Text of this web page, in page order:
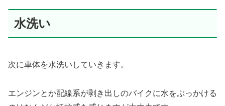
水洗い
次に車体を水洗いしていきます。
エンジンとか配線系が剥き出しのバイクに水をぶっかける